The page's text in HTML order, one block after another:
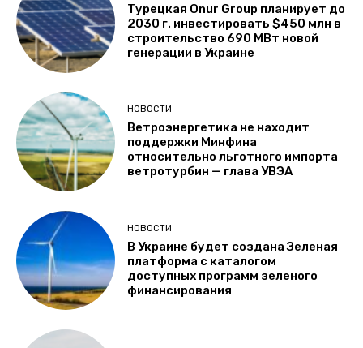
Турецкая Onur Group планирует до
2030 г. инвестировать $450 млн в
строительство 690 МВт новой
генерации в Украине
НОВОСТИ
Ветроэнергетика не находит
поддержки Минфина
относительно льготного импорта
ветротурбин — глава УВЭА
НОВОСТИ
В Украине будет создана Зеленая
платформа с каталогом
доступных программ зеленого
финансирования